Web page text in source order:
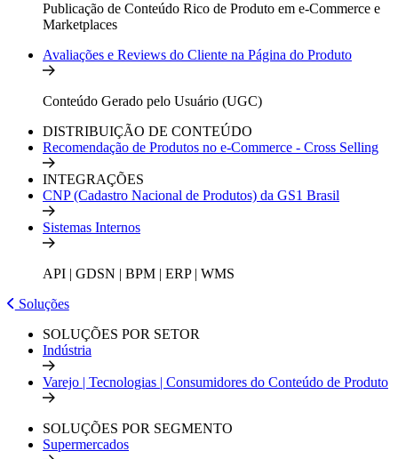
Publicação de Conteúdo Rico de Produto em e-Commerce e
Marketplaces
Avaliações e Reviews do Cliente na Página do Produto
Conteúdo Gerado pelo Usuário (UGC)
DISTRIBUIÇÃO DE CONTEÚDO
Recomendação de Produtos no e-Commerce - Cross Selling
INTEGRAÇÕES
CNP (Cadastro Nacional de Produtos) da GS1 Brasil
Sistemas Internos
API | GDSN | BPM | ERP | WMS
Soluções
SOLUÇÕES POR SETOR
Indústria
Varejo | Tecnologias | Consumidores do Conteúdo de Produto
SOLUÇÕES POR SEGMENTO
Supermercados